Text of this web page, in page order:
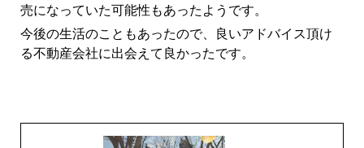
売になっていた可能性もあったようです。
今後の生活のこともあったので、良いアドバイス頂け
る不動産会社に出会えて良かったです。